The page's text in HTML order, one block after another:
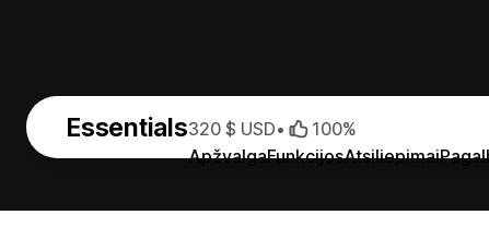
Essentials
ApžvalgaFunkcijosAtsiliepimai
320 $ USD• 100%